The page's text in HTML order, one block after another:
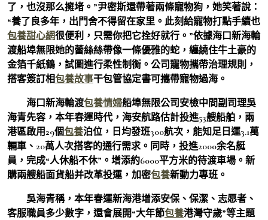
了，也沒那么擁堵。”尹密斯還帶著兩條寵物狗，她笑著說：
“養了良多年，出門舍不得留在家里。此刻給寵物打點手續也
包養甜心網很便利，只需你把它拴好就行。”依據海口新海輪
渡船埠無限她的蕾絲絲帶像一條優雅的蛇，纏繞住牛土豪的
金箔千紙鶴，試圖進行柔性制衡。公司寵物攜帶治理規則，
搭客簽訂相包養故事干包管協定書可攜帶寵物過海。
海口新海輪渡包養情婦船埠無限公司安檢中間副司理吳
海青先容，本年春運時代，海安航路估計投進53艘船舶，兩
港區啟用29個包養泊位，日均發班300航次，能知足日運3.1萬
輛車、20萬人次搭客的通行需求。同時，投進2000余名艇
員，完成“人休船不休”。增添約6000平方米的待渡車場。新
購兩艘船面貨船并改革投運，加密包養新動力專班。
吳海青稱，本年春運新海港增添安保、保潔、志愿者、
客服職員多少數字，還會展開“大年節包養港灣守歲”等主題